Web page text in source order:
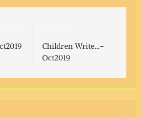
Children Write…-
Oct2019